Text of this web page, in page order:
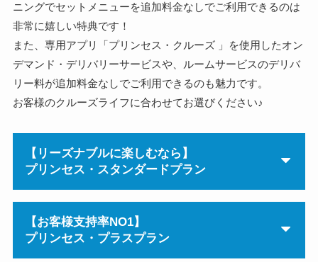
ニングでセットメニューを追加料金なしでご利用できるのは
非常に嬉しい特典です！
また、専用アプリ「プリンセス・クルーズ 」を使用したオン
デマンド・デリバリーサービスや、ルームサービスのデリバ
リー料が追加料金なしでご利用できるのも魅力です。
お客様のクルーズライフに合わせてお選びください♪
【リーズナブルに楽しむなら】
プリンセス・スタンダードプラン
【お客様支持率NO1】
プリンセス・プラスプラン